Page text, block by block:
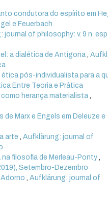
condutora do espírito em
e Feuerbach
journal of philosophy: v. 9 n. esp
a dialética de Antígona,
pós-individualista para a
Entre Teoria e Prática
herança materialista,
Marx e Engels em Deleuze e
arte,Aufklärung: journal of
na filosofia de Merleau-Ponty,
Setembro-Dezembro
Adorno,Aufklärung: journal of